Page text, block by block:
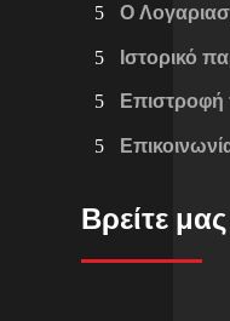
Ο
Ιστορικό
Επιστροφή
Βρείτε μας